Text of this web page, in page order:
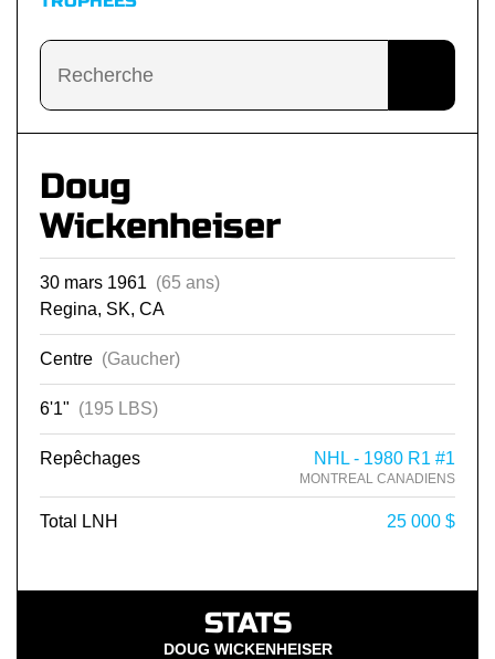
Doug
Wickenheiser
30 mars 1961 (65 ans)
Regina, SK, CA
Centre (Gaucher)
6'1" (195 LBS)
Repêchages NHL - 1980 R1 #1
MONTREAL CANADIENS
Total LNH 25 000 $
STATS
DOUG WICKENHEISER